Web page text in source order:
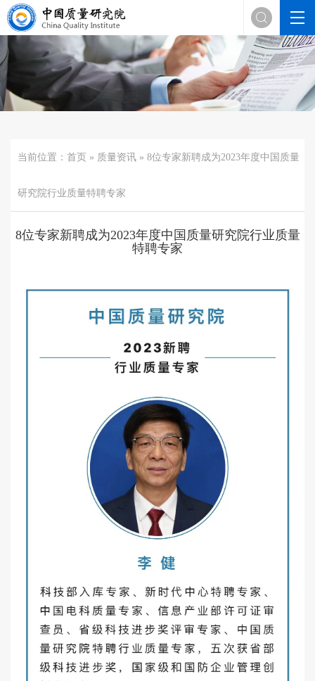

当前位置： 首页 » 质量资讯 » 8位专家新聘成为2023年度中国质量
研究院行业质量特聘专家
8位专家新聘成为2023年度中国质量研究院行业质量
特聘专家